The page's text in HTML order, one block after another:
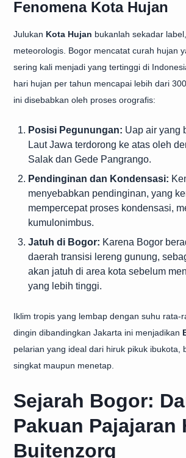
Fenomena Kota Hujan
Julukan Kota Hujan bukanlah sekadar
meteorologis. Bogor mencatat curah hujan
sering kali menjadi yang tertinggi di
hari hujan per tahun mencapai lebih dari
ini disebabkan oleh proses orografis:
Posisi Pegunungan: Uap air yang
Laut Jawa terdorong ke atas oleh
Salak dan Gede Pangrango.
Pendinginan dan Kondensasi:
menyebabkan pendinginan, yang
mempercepat proses kondensasi,
kumulonimbus.
Jatuh di Bogor: Karena Bogor
daerah transisi lereng gunung,
akan jatuh di area kota sebelum
yang lebih tinggi.
Iklim tropis yang lembap dengan suhu rata-
dingin dibandingkan Jakarta ini menjadikan
pelarian yang ideal dari hiruk pikuk ibukota,
singkat maupun menetap.
Sejarah Bogor:
Pakuan Pajajaran
Buitenzorg